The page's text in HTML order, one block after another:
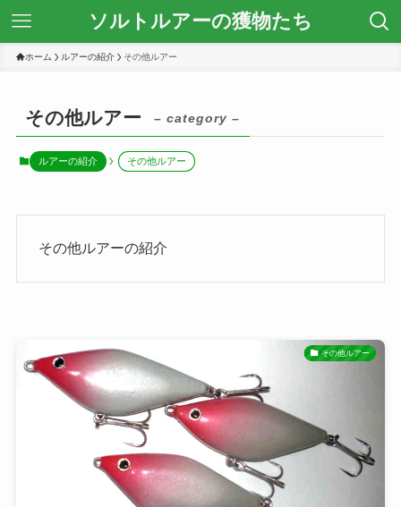
ソルトルアーの獲物たち
ホーム ルアーの紹介 その他ルアー
その他ルアー – category –
ルアーの紹介 その他ルアー
その他ルアーの紹介
その他ルアー